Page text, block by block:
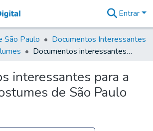
&
Coleções
Tudo na
Digital
Estatísticas
Entrar
São Paulo
Documentos Interessantes
Documentos interessantes para a história e costumes de São Paulo volume 16
interessantes para a
de São Paulo